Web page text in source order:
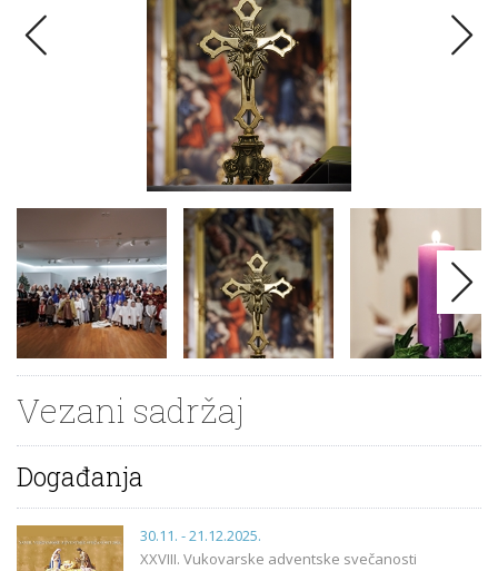
Vezani sadržaj
Događanja
30.11. - 21.12.2025.
XXVIII. Vukovarske adventske svečanosti